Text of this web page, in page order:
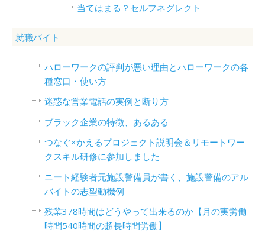
当てはまる？セルフネグレクト
就職バイト
ハローワークの評判が悪い理由とハローワークの各
種窓口・使い方
迷惑な営業電話の実例と断り方
ブラック企業の特徴、あるある
つなぐ×かえるプロジェクト説明会＆リモートワー
クスキル研修に参加しました
ニート経験者元施設警備員が書く、施設警備のアル
バイトの志望動機例
残業378時間はどうやって出来るのか【月の実労働
時間540時間の超長時間労働】